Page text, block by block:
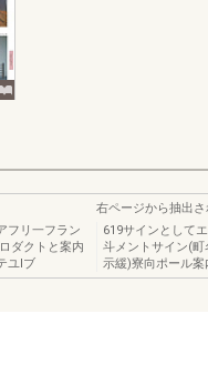
フリ一フラン
ダクトと案内
ユlブ
右ページから抽出
619サインとして
斗メントサイン(
示緩)寮向ポール案